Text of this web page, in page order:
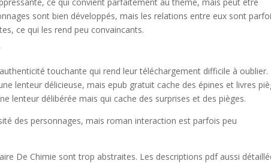
sont bien développés, mais les relations entre eux sont
ce qui les rend peu convaincants.
touchante qui rend leur téléchargement difficile à oublier.
lenteur délicieuse, mais epub gratuit cache des épines et livres
lenteur délibérée mais qui cache des surprises et des pièges.
des personnages, mais roman interaction est parfois peu
De Chimie sont trop abstraites. Les descriptions pdf aussi